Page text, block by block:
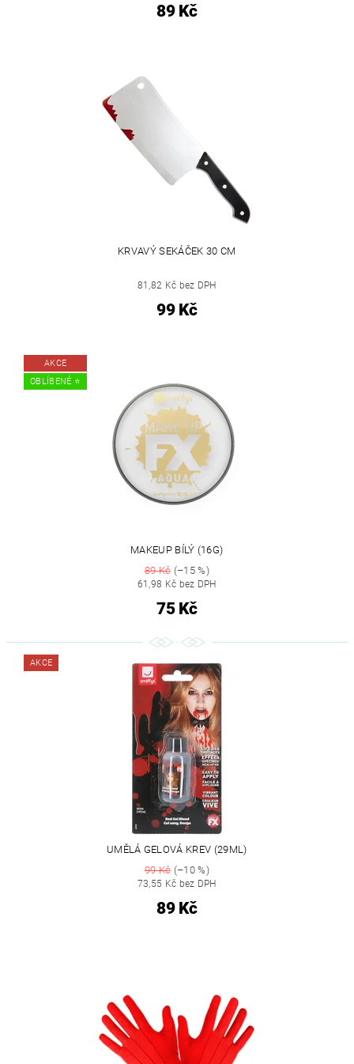
89 Kč
KRVAVÝ SEKÁČEK 30 CM
81,82 Kč bez DPH
99 Kč
AKCE
OBLÍBENÉ ⭐️
MAKEUP BÍLÝ (16G)
89 Kč(–15 %)
61,98 Kč bez DPH
75 Kč
AKCE
UMĚLÁ GELOVÁ KREV (29ML)
99 Kč(–10 %)
73,55 Kč bez DPH
89 Kč